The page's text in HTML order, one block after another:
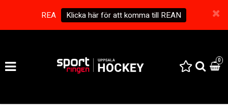
REA Klicka här för att komma till REAN
0